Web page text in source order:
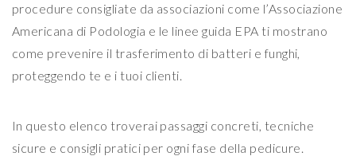
procedure consigliate da associazioni come l’Associazione
Americana di Podologia e le linee guida EPA ti mostrano
come prevenire il trasferimento di batteri e funghi,
proteggendo te e i tuoi clienti.
In questo elenco troverai passaggi concreti, tecniche
sicure e consigli pratici per ogni fase della pedicure.